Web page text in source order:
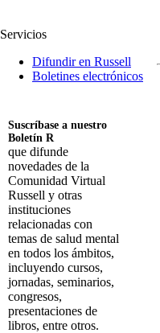
Servicios
Difundir en Russell
Boletines electrónicos
Suscríbase a nuestro
Boletín R
que difunde
novedades de la
Comunidad Virtual
Russell y otras
instituciones
relacionadas con
temas de salud mental
en todos los ámbitos,
incluyendo cursos,
jornadas, seminarios,
congresos,
presentaciones de
libros, entre otros.